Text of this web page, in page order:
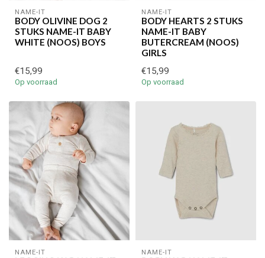
NAME-IT
BODY OLIVINE DOG 2
STUKS NAME-IT BABY
WHITE (NOOS) BOYS
€15,99
Op voorraad
NAME-IT
BODY HEARTS 2 STUKS
NAME-IT BABY
BUTERCREAM (NOOS)
GIRLS
€15,99
Op voorraad
NAME-IT NAME-IT
Inschrijven
Je korting is geldig bij een minimale bestelwaarde van €45,00